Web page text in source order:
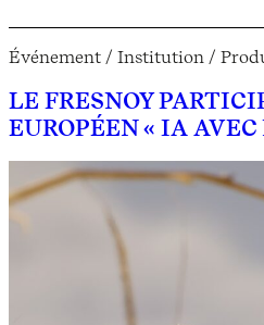
Événement / Institution /
LE FRESNOY
EUROPÉEN « IA